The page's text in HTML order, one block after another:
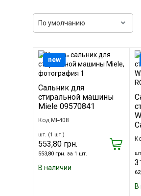
Сальник для
стиральной машины
Miele 09570841
Код MI-408
шт. (1 шт.)
553,80 грн.
553,80 грн. за 1 шт.
В наличии
new
В